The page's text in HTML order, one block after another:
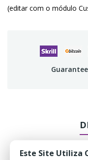
(editar com o módulo
Este Site Utiliza